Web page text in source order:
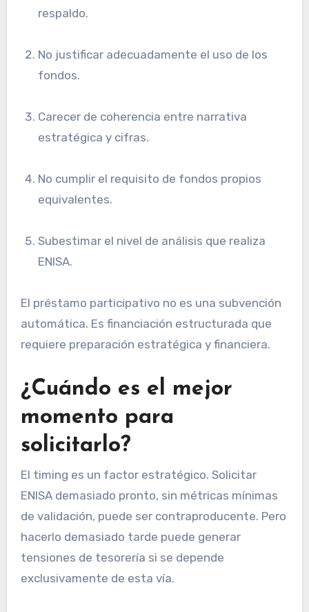
respaldo.
No justificar adecuadamente el uso de los
fondos.
Carecer de coherencia entre narrativa
estratégica y cifras.
No cumplir el requisito de fondos propios
equivalentes.
Subestimar el nivel de análisis que realiza
ENISA.
El préstamo participativo no es una subvención
automática. Es financiación estructurada que
requiere preparación estratégica y financiera.
¿Cuándo es el mejor
momento para
solicitarlo?
El timing es un factor estratégico. Solicitar
ENISA demasiado pronto, sin métricas mínimas
de validación, puede ser contraproducente. Pero
hacerlo demasiado tarde puede generar
tensiones de tesorería si se depende
exclusivamente de esta vía.